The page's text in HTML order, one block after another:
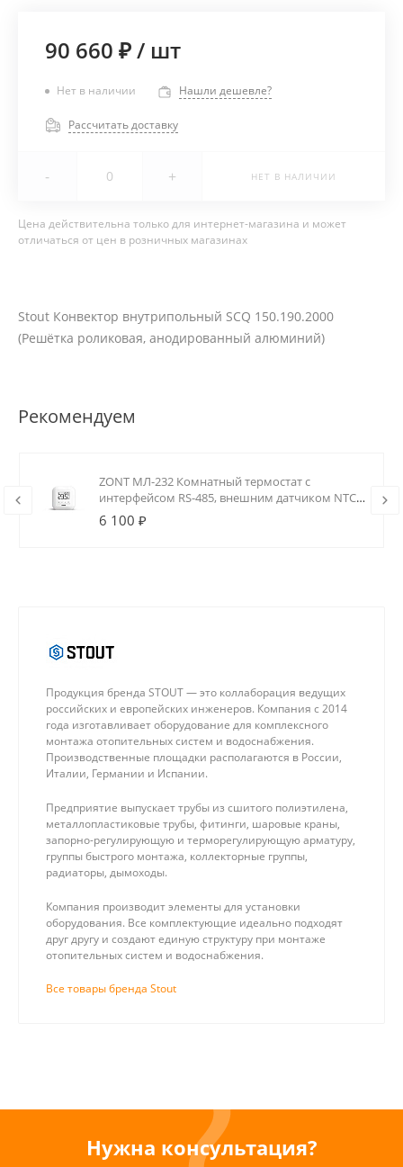
90 660 ₽/ шт
Нет в наличии Нашли дешевле?
Рассчитать доставку
- + НЕТ В НАЛИЧИИ
Цена действительна только для интернет-магазина и может
отличаться от цен в розничных магазинах
Stout Конвектор внутрипольный SCQ 150.190.2000
(Решётка роликовая, анодированный алюминий)
Рекомендуем
ZONT МЛ-232 Комнатный термостат с
интерфейсом RS-485, внешним датчиком NTC
и реле (0.5А)
6 100 ₽
Продукция бренда STOUT — это коллаборация ведущих
российских и европейских инженеров. Компания с 2014
года изготавливает оборудование для комплексного
монтажа отопительных систем и водоснабжения.
Производственные площадки располагаются в России,
Италии, Германии и Испании.
Предприятие выпускает трубы из сшитого полиэтилена,
металлопластиковые трубы, фитинги, шаровые краны,
запорно-регулирующую и терморегулирующую арматуру,
группы быстрого монтажа, коллекторные группы,
радиаторы, дымоходы.
Компания производит элементы для установки
оборудования. Все комплектующие идеально подходят
друг другу и создают единую структуру при монтаже
отопительных систем и водоснабжения.
Все товары бренда Stout
Нужна консультация?